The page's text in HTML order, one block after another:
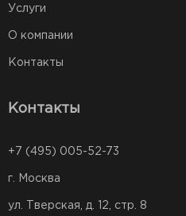
Услуги
О компании
Контакты
Контакты
+7 (495) 005-52-73
г. Москва
ул. Тверская, д. 12, стр. 8